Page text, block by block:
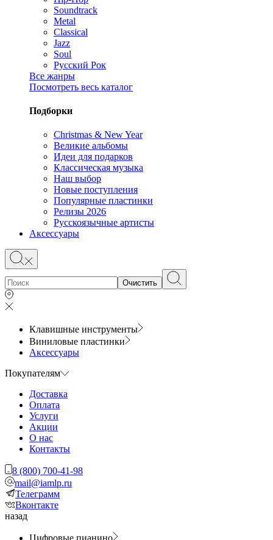
Soundtrack
Metal
Classical
Jazz
Soul
Русский Рок
Все жанры
Посмотреть весь каталог
Подборки
Christmas & New Year
Великие альбомы
Идеи для подарков
Классическая музыка
Наш выбор
Новые поступления
Популярные пластинки
Релизы 2026
Русскоязычные артисты
Аксессуары
Очистить
Клавишные инструменты
Виниловые пластинки
Аксессуары
Покупателям
Доставка
Оплата
Услуги
Акции
О нас
Контакты
8 (800) 700-41-98
mail@iamlp.ru
Телеграмм
Вконтакте
назад
Цифровые пианино